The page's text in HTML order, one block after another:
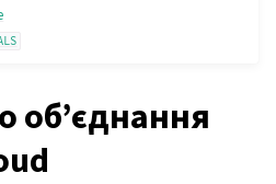
об’єднання